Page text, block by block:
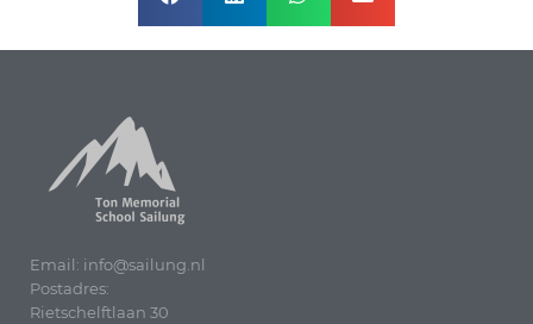
Email: info@sailung.nl
Postadres:
Rietschelftlaan 30